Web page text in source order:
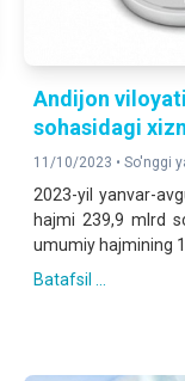
Аndijon
sohasidagi
11/10/2023 • So'nggi
2023-yil yanvar-
hajmi 239,9 mlrd
umumiy hajmining
Batafsil ...